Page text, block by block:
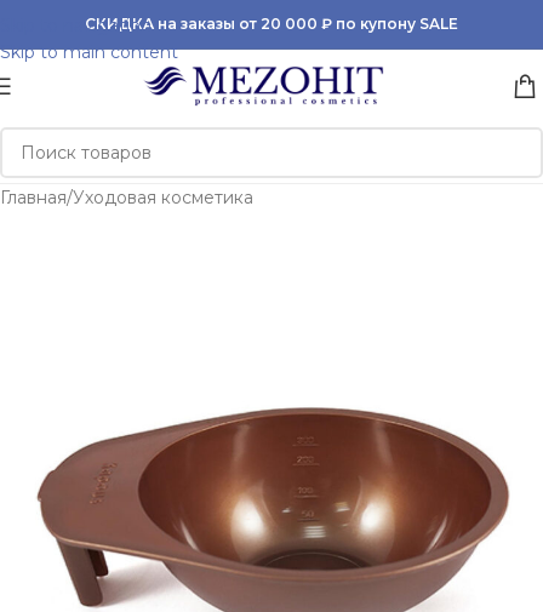
Skip to navigation
Skip to main content
СКИДКА на заказы от 20 000 ₽ по купону SALE
Главная/Уходовая косметика